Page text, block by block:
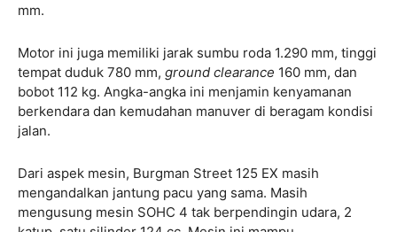
mm.
Motor ini juga memiliki jarak sumbu roda 1.290 mm, tinggi
tempat duduk 780 mm, ground clearance 160 mm, dan
bobot 112 kg. Angka-angka ini menjamin kenyamanan
berkendara dan kemudahan manuver di beragam kondisi
jalan.
Dari aspek mesin, Burgman Street 125 EX masih
mengandalkan jantung pacu yang sama. Masih
mengusung mesin SOHC 4 tak berpendingin udara, 2